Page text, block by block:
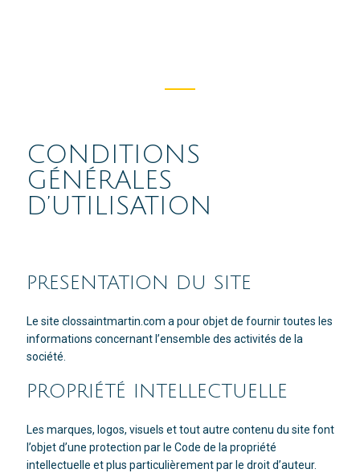
CONDITIONS
GÉNÉRALES
D’UTILISATION
PRESENTATION DU SITE
Le site clossaintmartin.com a pour objet de fournir toutes les
informations concernant l’ensemble des activités de la
société.
PROPRIÉTÉ INTELLECTUELLE
Les marques, logos, visuels et tout autre contenu du site font
l’objet d’une protection par le Code de la propriété
intellectuelle et plus particulièrement par le droit d’auteur.